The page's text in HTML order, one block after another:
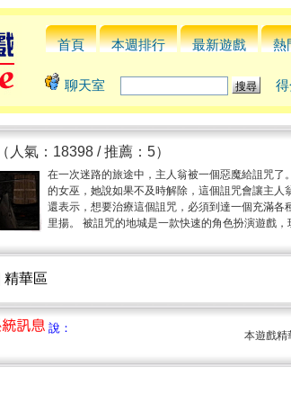
首頁 本週排行 最新遊戲 熱
聊天室
（人氣：18398 / 推薦：5）
在一次迷路的旅途中，主人翁被一個惡魔給詛咒了
的女巫，她說如果不及時解除，這個詛咒會讓主人
還表示，想要治療這個詛咒，必須到達一個充滿各
里揚。 被詛咒的地城是一款快速的角色扮演遊戲
| 精華區
說：
本遊戲精